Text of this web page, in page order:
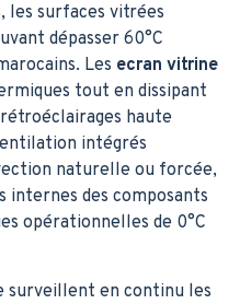
surfaces vitrées
dépasser 60°C
Les ecran vitrine
tout en dissipant
haute
intégrés
naturelle ou forcée,
des composants
opérationnelles de 0°C
surveillent en continu les